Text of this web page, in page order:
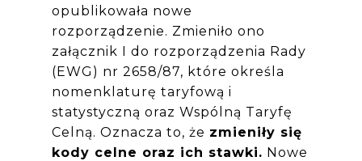
opublikowała nowe
rozporządzenie. Zmieniło ono
załącznik I do rozporządzenia Rady
(EWG) nr 2658/87, które określa
nomenklaturę taryfową i
statystyczną oraz Wspólną Taryfę
Celną. Oznacza to, że zmieniły się
kody celne oraz ich stawki. Nowe